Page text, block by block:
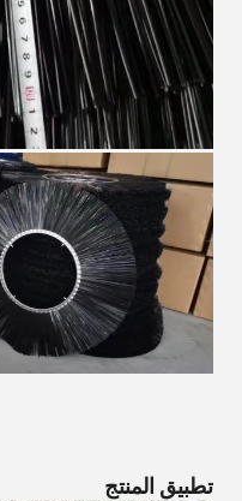
تطبيق المنتج